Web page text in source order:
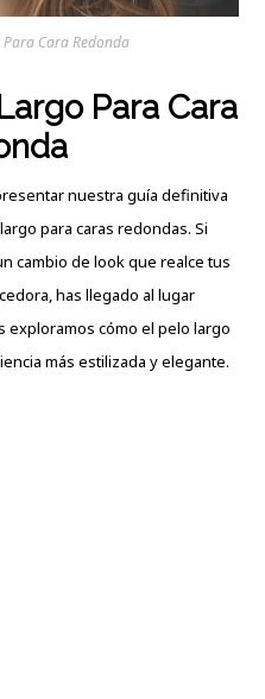
Cara Redonda
Para Cara
nuestra guía definitiva
para caras redondas. Si
cambio de look que realce tus
has llegado al lugar
exploramos cómo el pelo largo
más estilizada y elegante.